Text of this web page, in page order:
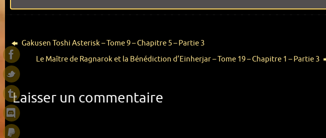
Gakusen Toshi Asterisk – Tome 9 – Chapitre 5 – Partie 3
Le Maître de Ragnarok et la Bénédiction d’Einherjar – Tome 19 – Chapitre 1 – Partie 3
Laisser un commentaire